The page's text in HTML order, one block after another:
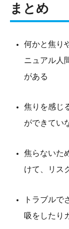
まとめ
何かと焦り
ニュアル人
がある
焦りを感じ
ができてい
焦らないた
けて、リス
トラブルで
吸をしたり